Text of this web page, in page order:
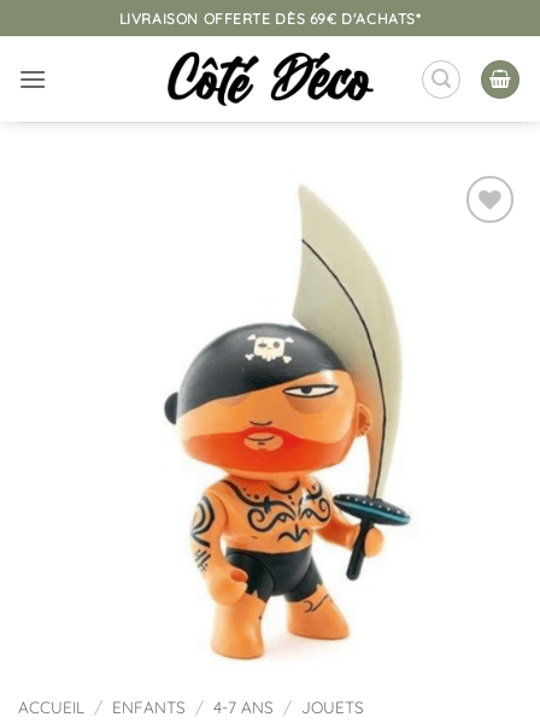
au
contenu
LIVRAISON OFFERTE DÈS 69€ D'ACHATS*
ACCUEIL / ENFANTS / 4-7 ANS / JOUETS